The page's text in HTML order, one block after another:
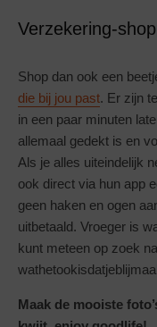
Verzekering-
Shop dan ook een
die bij jou past. Er zijn
in een paar minuten
allemaal gedekt is en
Als je alles uiteindelijk
ook direct via hun app
geen haken en ogen
uitbetaald. Vroeger is
kunt meteen op zoek
Maak de mooiste